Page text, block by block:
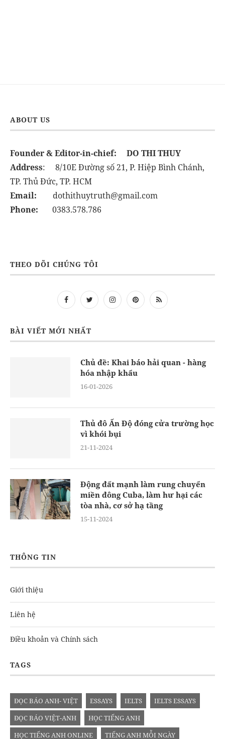
ABOUT US
Founder & Editor-in-chief:
DO THI THUY
Address: 8/10E Đường số 21, P. Hiệp Bình Chánh,
TP. Thủ Đức, TP. HCM
Email: dothithuytruth@gmail.com
Phone: 0383.578.786
THEO DÕI CHÚNG TÔI
BÀI VIẾT MỚI NHẤT
Chủ đề: Khai báo hải quan - hàng
hóa nhập khẩu
16-01-2026
Thủ đô Ấn Độ đóng cửa trường học
vì khói bụi
21-11-2024
Động đất mạnh làm rung chuyển
miền đông Cuba, làm hư hại các
tòa nhà, cơ sở hạ tầng
15-11-2024
THÔNG TIN
Giới thiệu
Liên hệ
Điều khoản và Chính sách
TAGS
ĐỌC BÁO ANH- VIỆT ESSAYS IELTS
IELTS ESSAYS
ĐỌC BÁO VIỆT-ANH
HỌC TIẾNG ANH
HỌC TIẾNG ANH ONLINE
TIẾNG ANH MỖI NGÀY